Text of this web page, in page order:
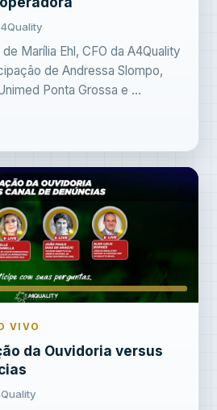
Marília Ehl, CFO da A4Quality
de Andressa Slompo,
Ponta Grossa e ...
VIVO
da Ouvidoria versus